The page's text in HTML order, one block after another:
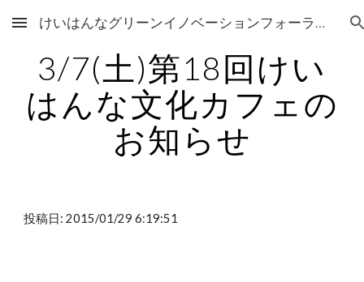
Skip to main content Skip to navigation
けいはんなグリーンイノベーションフォーラム Keihannna Green Innovation Forum
3/7(土)第18回けい
はんな文化カフェの
お知らせ
投稿日: 2015/01/29 6:19:51